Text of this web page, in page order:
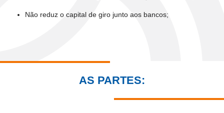
Não reduz o capital de giro junto aos bancos;
AS PARTES: